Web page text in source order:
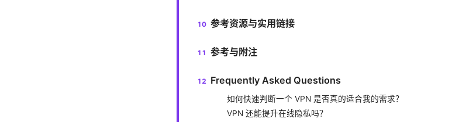
参考资源与实用链接
参考与附注
Frequently Asked Questions
如何快速判断一个 VPN 是否真的适合我的需求？
VPN 还能提升在线隐私吗？